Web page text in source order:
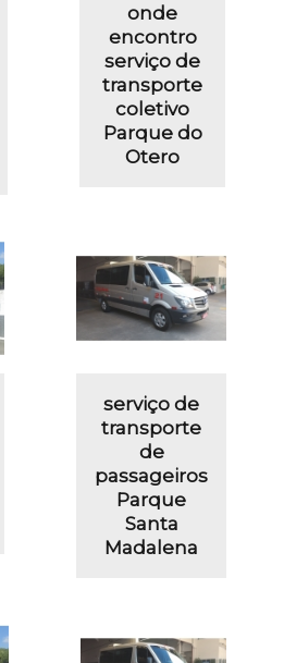
onde
encontro
serviço de
transporte
coletivo
Parque do
Otero
serviço de
transporte
de
passageiros
Parque
Santa
Madalena